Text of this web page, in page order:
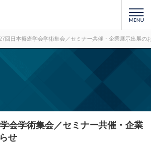
回日本褥瘡学会学術集会／セミナー共催・企業展示出展の
会学術集会／セミナー共催・企業
せ